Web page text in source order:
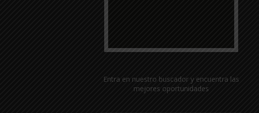
Entra en nuestro buscador y encuentra las
mejores oportunidades